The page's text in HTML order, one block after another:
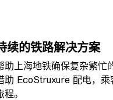
续的铁路解决方案
助上海地铁确保复杂繁忙
助 EcoStruxure 配电，乘
。